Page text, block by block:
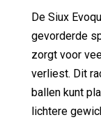
De Siux
gevorderde
zorgt voor
verliest. Dit
ballen kunt
lichtere